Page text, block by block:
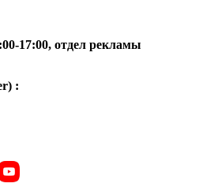
17:00, отдел рекламы
: